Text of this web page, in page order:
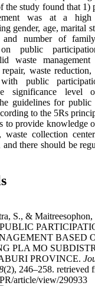
the study found that
was at a
gender, age, marital
and number of
public
waste
waste
with public
significance level
guidelines for
to the 5Rs
to provide knowledge
waste collection
and there should be
S., &
BASED
PLA MO
PROVINCE.
(2), 246–258. retrieved
article/view/290933